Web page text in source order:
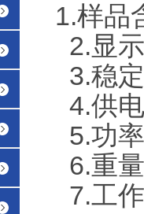
1.样品
2.显
3.稳
4.供
5.功
6.重
7.工